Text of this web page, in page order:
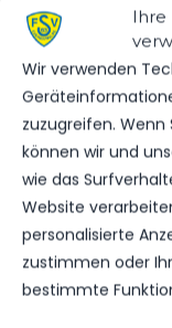
Ihre
Wir verwenden
zuzugreifen.
können wir und
wie das
Website
personalisierte
zustimmen oder
bestimmte
OFFIZIELLE